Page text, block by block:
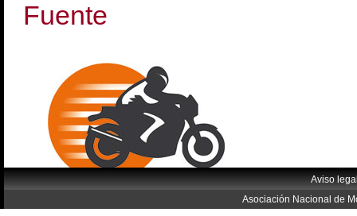
Fuente
Aviso
Asociación Nacional de